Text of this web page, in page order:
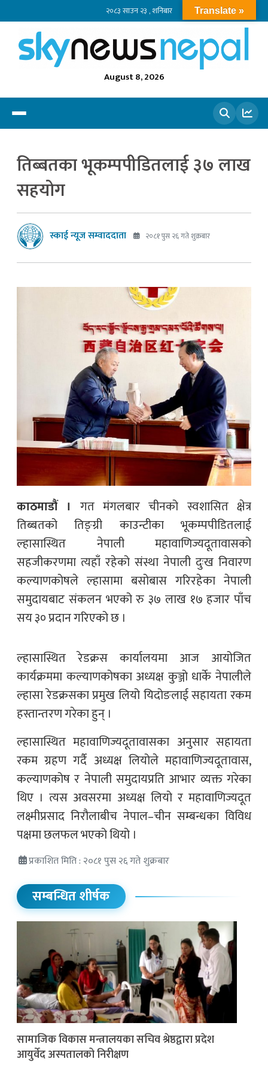
२०८३ साउन २३ , शनिबार
August 8, 2026
तिब्बतका भूकम्पपीडितलाई ३७ लाख
सहयोग
स्काई न्यूज सम्वाददाता २०८१ पुस २६ गते शुक्रबार
काठमाडौं । गत मंगलबार चीनको स्वशासित क्षेत्र
तिब्बतको तिङ्ग्री काउन्टीका भूकम्पपीडितलाई
ल्हासास्थित नेपाली महावाणिज्यदूतावासको
सहजीकरणमा त्यहाँ रहेको संस्था नेपाली दुःख निवारण
कल्याणकोषले ल्हासामा बसोबास गरिरहेका नेपाली
समुदायबाट संकलन भएको रु ३७ लाख १७ हजार पाँच
सय ३० प्रदान गरिएको छ ।
ल्हासास्थित रेडक्रस कार्यालयमा आज आयोजित
कार्यक्रममा कल्याणकोषका अध्यक्ष कुञ्जो धार्के नेपालीले
ल्हासा रेडक्रसका प्रमुख लियो यिदोङलाई सहायता रकम
हस्तान्तरण गरेका हुन् ।
ल्हासास्थित महावाणिज्यदूतावासका अनुसार सहायता
रकम ग्रहण गर्दै अध्यक्ष लियोले महावाणिज्यदूतावास,
कल्याणकोष र नेपाली समुदायप्रति आभार व्यक्त गरेका
थिए । त्यस अवसरमा अध्यक्ष लियो र महावाणिज्यदूत
लक्ष्मीप्रसाद निरौलाबीच नेपाल–चीन सम्बन्धका विविध
पक्षमा छलफल भएको थियो ।
प्रकाशित मिति : २०८१ पुस २६ गते शुक्रबार
सम्बन्धित शीर्षक
सामाजिक विकास मन्त्रालयका सचिव श्रेष्ठद्वारा प्रदेश
आयुर्वेद अस्पतालको निरीक्षण
Translate »